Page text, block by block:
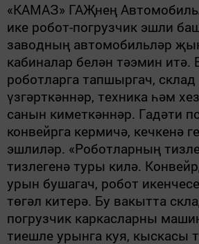
«КАМАЗ» ГАҖнең
ике робот-погрузчик эшли
заводның автомобильләр
кабиналар белән тәэмин итә.
роботларга тапшыргач,
үзгәрткәннәр, техника һәм
санын киметкәннәр. Гадәти
конвейрга кермичә, кечкенә
эшлиләр. «Роботларның
тизлегенә туры килә.
урын бушагач, робот
төгәл китерә. Бу вакытта
погрузчик каркасларны
тиешле урынга куя, кыскасы